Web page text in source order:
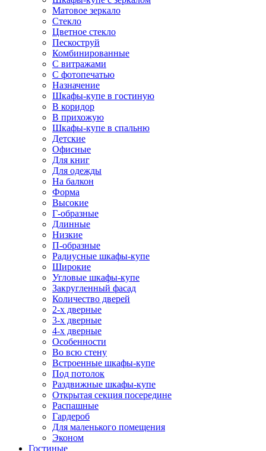
Матовое зеркало
Стекло
Цветное стекло
Пескоструй
Комбинированные
С витражами
С фотопечатью
Назначение
Шкафы-купе в гостиную
В коридор
В прихожую
Шкафы-купе в спальню
Детские
Офисные
Для книг
Для одежды
На балкон
Форма
Высокие
Г-образные
Длинные
Низкие
П-образные
Радиусные шкафы-купе
Широкие
Угловые шкафы-купе
Закругленный фасад
Количество дверей
2-х дверные
3-х дверные
4-х дверные
Особенности
Во всю стену
Встроенные шкафы-купе
Под потолок
Раздвижные шкафы-купе
Открытая секция посередине
Распашные
Гардероб
Для маленького помещения
Эконом
Гостиные